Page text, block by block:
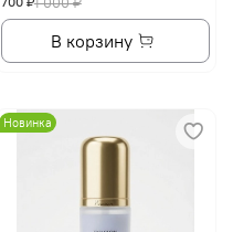
В корзину
Новинка